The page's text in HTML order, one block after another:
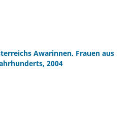
Awarinnen. Frauen aus
2004